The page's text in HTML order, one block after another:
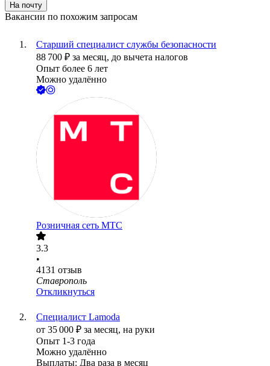
На почту
Вакансии по похожим запросам
Старший специалист службы безопасности
88 700 ₽ за месяц, до вычета налогов
Опыт более 6 лет
Можно удалённо
Розничная сеть МТС
3.3
•
4131 отзыв
Ставрополь
Откликнуться
Специалист Lamoda
от 35 000 ₽ за месяц, на руки
Опыт 1-3 года
Можно удалённо
Выплаты: Два раза в месяц